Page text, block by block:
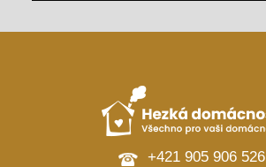
+421 905 906 526